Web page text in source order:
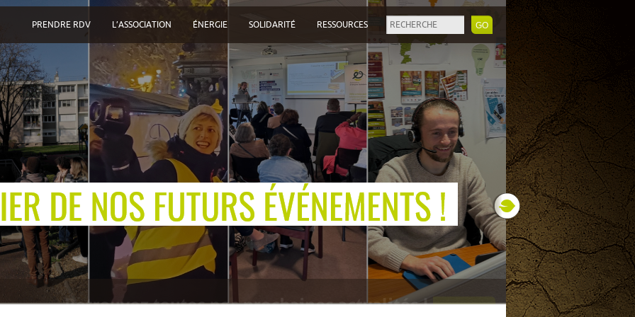
PRENDRE RDV L’ASSOCIATION ÉNERGIE SOLIDARITÉ RESSOURCES
Next